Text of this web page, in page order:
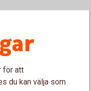
för att
du kan välja som